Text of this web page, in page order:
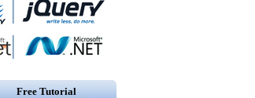
Free Tutorial